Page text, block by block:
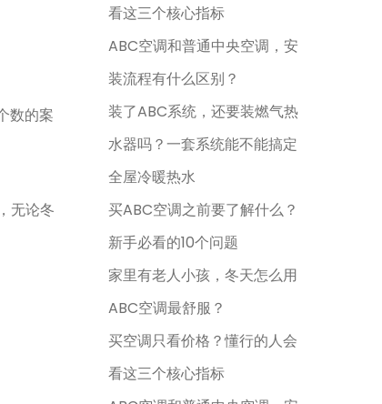
数的案
无论冬
看这三个核心指标
ABC空调和普通中央空调，安
装流程有什么区别？
装了ABC系统，还要装燃气热
水器吗？一套系统能不能搞定
全屋冷暖热水
买ABC空调之前要了解什么？
新手必看的10个问题
家里有老人小孩，冬天怎么用
ABC空调最舒服？
买空调只看价格？懂行的人会
看这三个核心指标